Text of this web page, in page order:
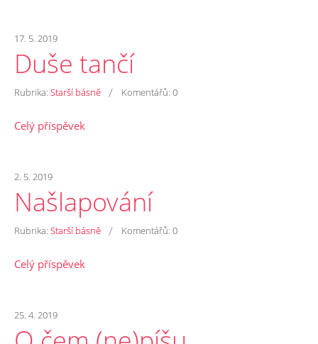
17. 5. 2019
Duše tančí
Rubrika: Starší básně / Komentářů: 0
Celý příspěvek
2. 5. 2019
Našlapování
Rubrika: Starší básně / Komentářů: 0
Celý příspěvek
25. 4. 2019